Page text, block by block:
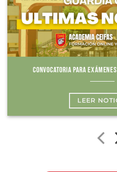
CONVOCATORIA PARA
LEER